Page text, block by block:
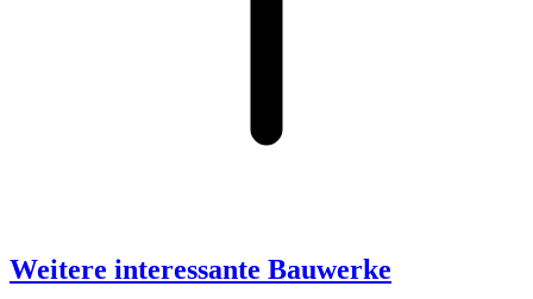
Weitere interessante Bauwerke